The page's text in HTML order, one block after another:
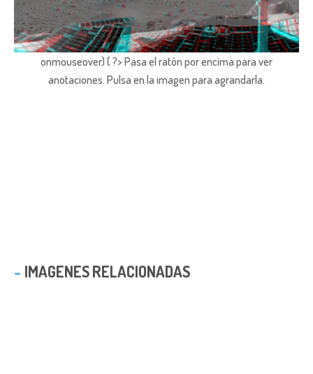
onmouseover) { ?> Pasa el ratón por encima para ver
anotaciones. Pulsa en la imagen para agrandarla.
IMAGENES RELACIONADAS